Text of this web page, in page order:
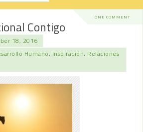
ONE COMMENT
Contigo
18, 2016
Humano, Inspiración, Relaciones